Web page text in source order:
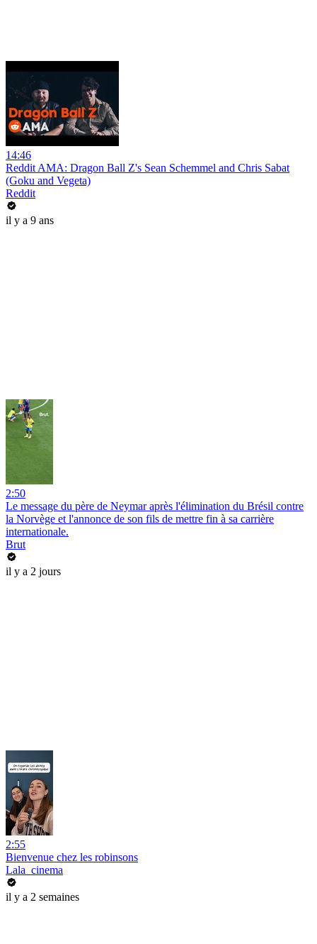
14:46
Reddit AMA: Dragon Ball Z's Sean Schemmel and Chris Sabat
(Goku and Vegeta)
Reddit
il y a 9 ans
2:50
Le message du père de Neymar après l'élimination du Brésil contre
la Norvège et l'annonce de son fils de mettre fin à sa carrière
internationale.
Brut
il y a 2 jours
2:55
Bienvenue chez les robinsons
Lala_cinema
il y a 2 semaines